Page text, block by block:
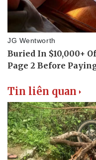
Hậu trường
Tin liên quan